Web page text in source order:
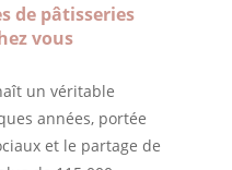
de pâtisseries
vous
un véritable
années, portée
et le partage de